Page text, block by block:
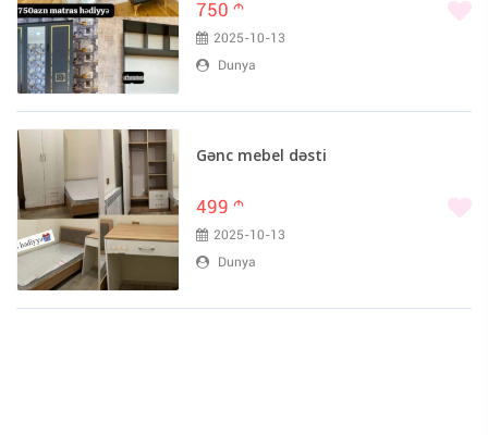
750 m
2025-10-13
Dunya
Gənc mebel dəsti
499 m
2025-10-13
Dunya